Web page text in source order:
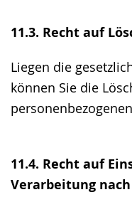
11.3. Recht auf
Liegen die
können Sie die
11.4. Recht auf
Verarbeitung nach